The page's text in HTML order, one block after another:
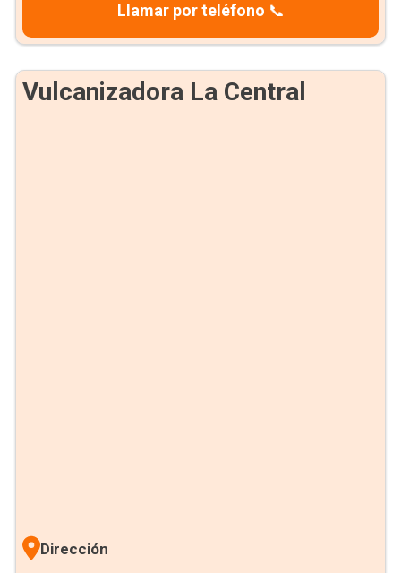
Llamar por teléfono 📞
Vulcanizadora La Central
Dirección